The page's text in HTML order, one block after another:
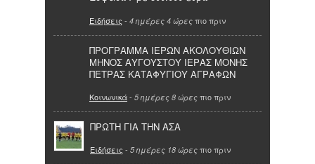
Ειδήσεις - 4 ημέρες 4 ώρες πιο πριν
ΠΡΟΓΡΑΜΜΑ ΙΕΡΩΝ ΑΚΟΛΟΥΘΙΩΝ
ΜΗΝΟΣ ΑΥΓΟΥΣΤΟΥ ΙΕΡΑΣ ΜΟΝΗΣ
ΠΕΤΡΑΣ ΚΑΤΑΦΥΓΙΟΥ ΑΓΡΑΦΩΝ
Κοινωνικά- 5 ημέρες 8 ώρες πιο πριν
ΠΡΩΤΗ ΓΙΑ ΤΗΝ ΑΣΑ
Ειδήσεις - 5 ημέρες 18 ώρες πιο πριν